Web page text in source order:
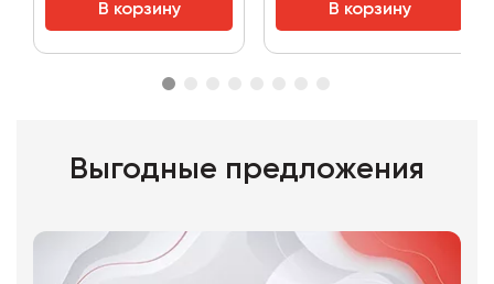
В корзину В корзину
Выгодные предложения